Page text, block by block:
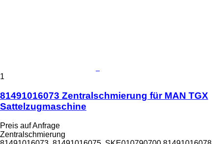
1
81491016073 Zentralschmierung für MAN TGX
Sattelzugmaschine
Preis auf Anfrage
Zentralschmierung